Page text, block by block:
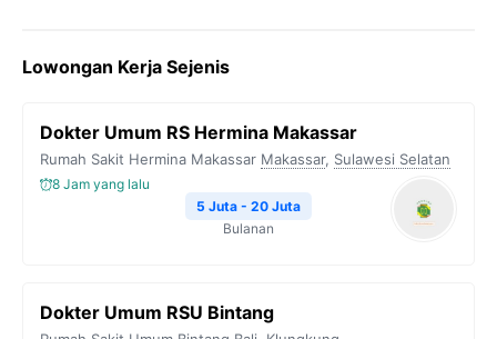
Lowongan Kerja Sejenis
Dokter Umum RS Hermina Makassar
Rumah Sakit Hermina Makassar Makassar, Sulawesi Selatan
8 Jam yang lalu
5 Juta - 20 Juta
Bulanan
Dokter Umum RSU Bintang